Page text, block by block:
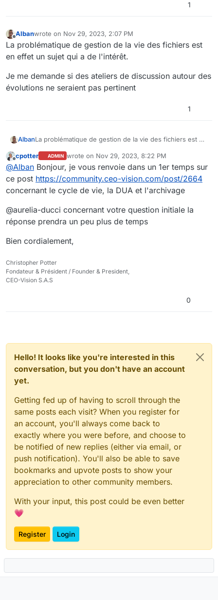
1
Offline
Albanwrote on Nov 29, 2023, 2:07 PM
last edited by
La problématique de gestion de la vie des fichiers est
en effet un sujet qui a de l'intérêt.
Je me demande si des ateliers de discussion autour des
évolutions ne seraient pas pertinent
1
AlbanLa problématique de gestion de la vie des fichiers est en
Je me demande si des ateliers de discussion autour des
évolutions ne seraient pas pertinent
Offline
cpotter ADMIN wrote on Nov 29, 2023, 8:22 PM
last edited by cpotterNov 29, 2023, 9:22 PM
@Alban Bonjour, je vous renvoie dans un 1er temps sur
ce post https://community.ceo-vision.com/post/2664
concernant le cycle de vie, la DUA et l'archivage
@aurelia-ducci concernant votre question initiale la
réponse prendra un peu plus de temps
Bien cordialement,
Christopher Potter
Fondateur & Président / Founder & President,
CEO-Vision S.A.S
0
Hello! It looks like you're interested in this
conversation, but you don't have an account
yet.
Getting fed up of having to scroll through the
same posts each visit? When you register for
an account, you'll always come back to
exactly where you were before, and choose to
be notified of new replies (either via email, or
push notification). You'll also be able to save
bookmarks and upvote posts to show your
appreciation to other community members.
With your input, this post could be even better
💗
Register Login